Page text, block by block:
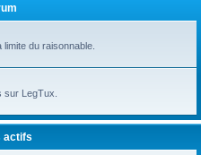
e
du raisonnable.
LegTux.
actifs